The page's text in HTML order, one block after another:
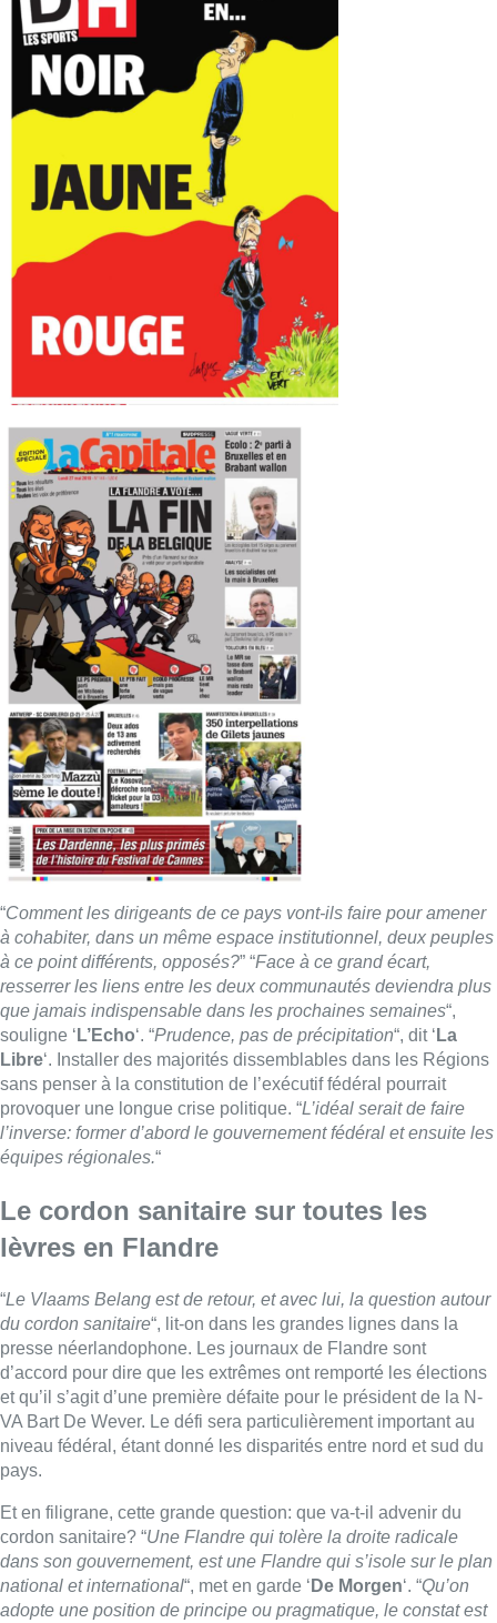
“Comment les dirigeants de ce pays vont-ils faire pour amener
à cohabiter, dans un même espace institutionnel, deux peuples
à ce point différents, opposés?” “Face à ce grand écart,
resserrer les liens entre les deux communautés deviendra plus
que jamais indispensable dans les prochaines semaines“,
souligne ‘ L’Echo‘. “Prudence, pas de précipitation“, dit ‘ La
Libre‘. Installer des majorités dissemblables dans les Régions
sans penser à la constitution de l’exécutif fédéral pourrait
provoquer une longue crise politique. “L’idéal serait de faire
l’inverse: former d’abord le gouvernement fédéral et ensuite les
équipes régionales.“
Le cordon sanitaire sur toutes les
lèvres en Flandre
“Le Vlaams Belang est de retour, et avec lui, la question autour
du cordon sanitaire“, lit-on dans les grandes lignes dans la
presse néerlandophone. Les journaux de Flandre sont
d’accord pour dire que les extrêmes ont remporté les élections
et qu’il s’agit d’une première défaite pour le président de la N-
VA Bart De Wever. Le défi sera particulièrement important au
niveau fédéral, étant donné les disparités entre nord et sud du
pays.
Et en filigrane, cette grande question: que va-t-il advenir du
cordon sanitaire? “Une Flandre qui tolère la droite radicale
dans son gouvernement, est une Flandre qui s’isole sur le plan
national et international“, met en garde ‘ De Morgen‘. “Qu’on
adopte une position de principe ou pragmatique, le constat est